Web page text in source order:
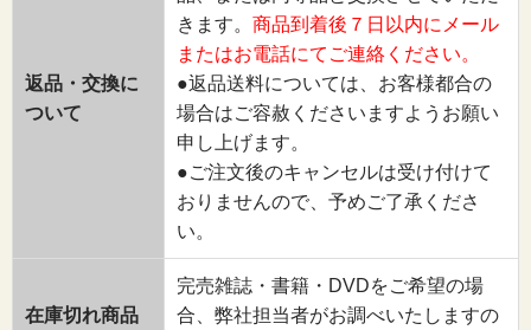
返品・交換に
ついて
きます。 商品到着後７日以内にメール
またはお電話にてご連絡ください。
●返品送料については、お客様都合の
場合はご容赦くださいますようお願い
申し上げます。
●ご注文後のキャンセルは受け付けて
おりませんので、予めご了承くださ
い。
在庫切れ商品
完売雑誌・書籍・DVDをご希望の場
合、弊社担当者がお調べいたしますの